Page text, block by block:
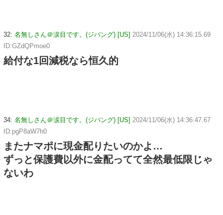
32: 名無しさん＠涙目です。(ジパング) [US] 2024/11/06(水) 14:36:15.69
ID:GZdQPmoe0
給付な1回減税なら恒久的
34: 名無しさん＠涙目です。(ジパング) [US] 2024/11/06(水) 14:36:47.67
ID:pgP8aW7h0
またナマポに現金配りたいのかよ…
ずっと保護費以外に金配ってて全然最低限じゃ
ないわ